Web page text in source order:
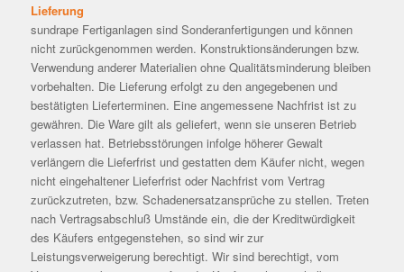
Lieferung
sundrape Fertiganlagen sind Sonderanfertigungen und können
nicht zurückgenommen werden. Konstruktionsänderungen bzw.
Verwendung anderer Materialien ohne Qualitätsminderung bleiben
vorbehalten. Die Lieferung erfolgt zu den angegebenen und
bestätigten Lieferterminen. Eine angemessene Nachfrist ist zu
gewähren. Die Ware gilt als geliefert, wenn sie unseren Betrieb
verlassen hat. Betriebsstörungen infolge höherer Gewalt
verlängern die Lieferfrist und gestatten dem Käufer nicht, wegen
nicht eingehaltener Lieferfrist oder Nachfrist vom Vertrag
zurückzutreten, bzw. Schadenersatzansprüche zu stellen. Treten
nach Vertragsabschluß Umstände ein, die der Kreditwürdigkeit
des Käufers entgegenstehen, so sind wir zur
Leistungsverweigerung berechtigt. Wir sind berechtigt, vom